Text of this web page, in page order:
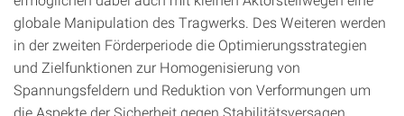
globale Manipulation des Tragwerks. Des Weiteren werden
in der zweiten Förderperiode die Optimierungsstrategien
und Zielfunktionen zur Homogenisierung von
Spannungsfeldern und Reduktion von Verformungen um
die Aspekte der Sicherheit gegen Stabilitätsversagen